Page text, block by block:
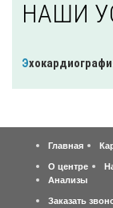
НАШИ
Главная
О центре
Анализы
Заказать